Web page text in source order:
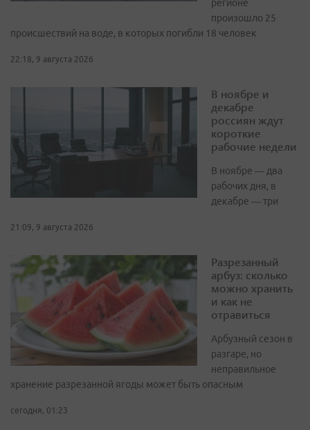
регионе
произошло 25
происшествий на воде, в которых погибли 18 человек
22:18, 9 августа 2026
В ноябре и
декабре
россиян ждут
короткие
рабочие недели
В ноябре — два
рабочих дня, в
декабре — три
21:09, 9 августа 2026
Разрезанный
арбуз: сколько
можно хранить
и как не
отравиться
Арбузный сезон в
разгаре, но
неправильное
хранение разрезанной ягоды может быть опасным
сегодня, 01:23